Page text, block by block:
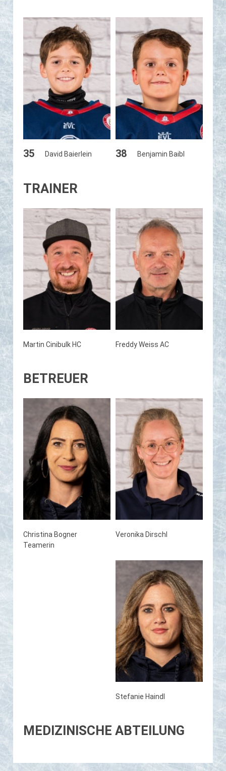
35 David Baierlein 38 Benjamin Baibl
TRAINER
Martin Cinibulk HC Freddy Weiss AC
BETREUER
Christina Bogner
Teamerin
Veronika Dirschl
Stefanie Haindl
MEDIZINISCHE ABTEILUNG